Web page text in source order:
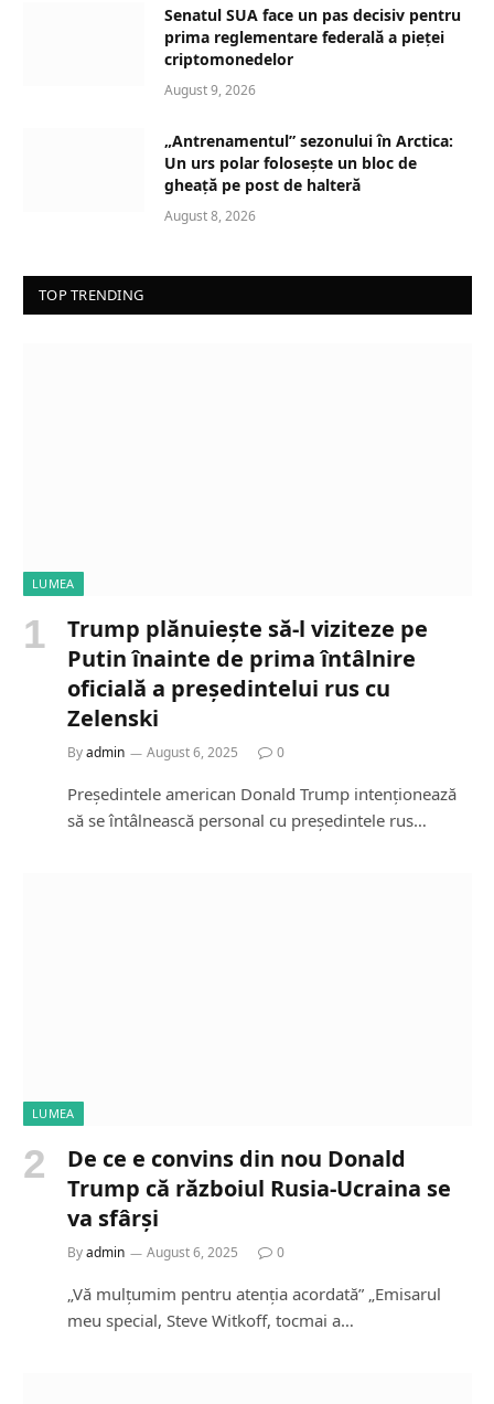
Senatul SUA face un pas decisiv pentru
prima reglementare federală a pieței
criptomonedelor
August 9, 2026
„Antrenamentul” sezonului în Arctica:
Un urs polar folosește un bloc de
gheață pe post de halteră
August 8, 2026
TOP TRENDING
LUMEA
Trump plănuiește să-l viziteze pe
Putin înainte de prima întâlnire
oficială a președintelui rus cu
Zelenski
Byadmin August 6, 2025 0
Președintele american Donald Trump intenționează
să se întâlnească personal cu președintele rus…
LUMEA
De ce e convins din nou Donald
Trump că războiul Rusia-Ucraina se
va sfârși
Byadmin August 6, 2025 0
„Vă mulțumim pentru atenția acordată” „Emisarul
meu special, Steve Witkoff, tocmai a…